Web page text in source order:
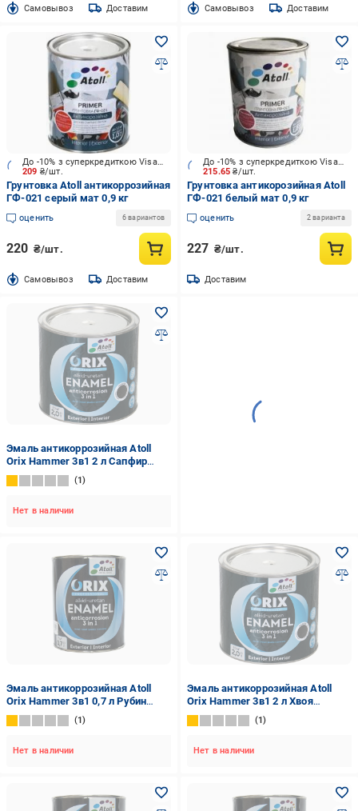
Cамовывоз Доставим Cамовывоз Доставим
209 ₴/шт.
До -10% з суперкредиткою Visa Вигода
Грунтовка Atoll антикоррозийная
ГФ-021 серый мат 0,9 кг
оценить 6 вариантов
220 ₴/шт.
Cамовывоз Доставим
215.65₴/шт.
До -10% з суперкредиткою Visa Вигода
Грунтовка антикорозийная Atoll
ГФ-021 белый мат 0,9 кг
оценить 2 варианта
227 ₴/шт.
Доставим
Эмаль антикоррозийная Atoll
Orix Hammer 3в1 2 л Сапфир
(2573840215)
1
Нет в наличии
Эмаль антикоррозийная Atoll
Orix Hammer 3в1 0,7 л Рубин
(2573838680)
1
Нет в наличии
Эмаль антикоррозийная Atoll
Orix Hammer 3в1 2 л Хвоя
(2573849480)
1
Нет в наличии